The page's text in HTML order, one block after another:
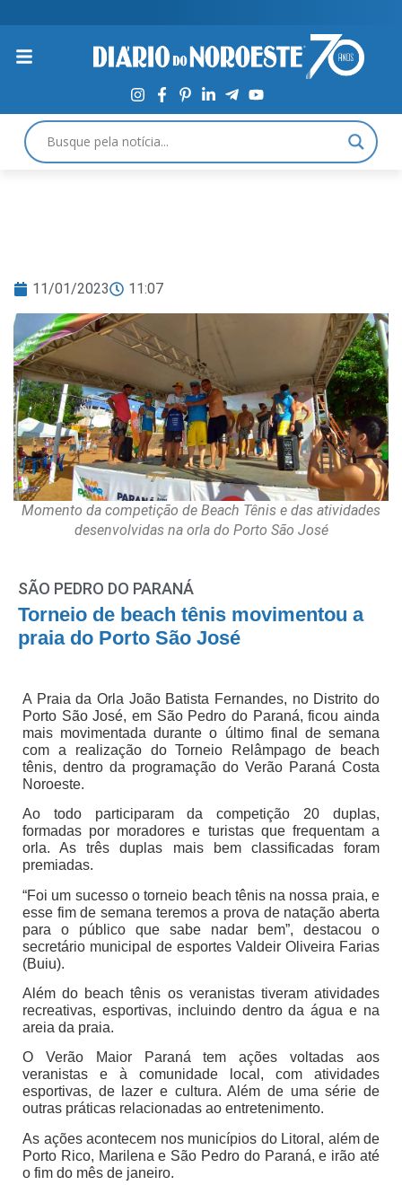
11/01/2023 11:07
Momento da competição de Beach Tênis e das atividades
desenvolvidas na orla do Porto São José
SÃO PEDRO DO PARANÁ
Torneio de beach tênis movimentou a
praia do Porto São José
A Praia da Orla João Batista Fernandes, no Distrito do
Porto São José, em São Pedro do Paraná, ficou ainda
mais movimentada durante o último final de semana
com a realização do Torneio Relâmpago de beach
tênis, dentro da programação do Verão Paraná Costa
Noroeste.
Ao todo participaram da competição 20 duplas,
formadas por moradores e turistas que frequentam a
orla. As três duplas mais bem classificadas foram
premiadas.
“Foi um sucesso o torneio beach tênis na nossa praia, e
esse fim de semana teremos a prova de natação aberta
para o público que sabe nadar bem”, destacou o
secretário municipal de esportes Valdeir Oliveira Farias
(Buiu).
Além do beach tênis os veranistas tiveram atividades
recreativas, esportivas, incluindo dentro da água e na
areia da praia.
O Verão Maior Paraná tem ações voltadas aos
veranistas e à comunidade local, com atividades
esportivas, de lazer e cultura. Além de uma série de
outras práticas relacionadas ao entretenimento.
As ações acontecem nos municípios do Litoral, além de
Porto Rico, Marilena e São Pedro do Paraná, e irão até
o fim do mês de janeiro.